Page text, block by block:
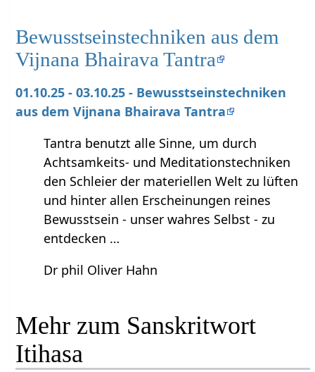
Bewusstseinstechniken aus dem
Vijnana Bhairava Tantra
01.10.25 - 03.10.25 - Bewusstseinstechniken
aus dem Vijnana Bhairava Tantra
Tantra benutzt alle Sinne, um durch
Achtsamkeits- und Meditationstechniken
den Schleier der materiellen Welt zu lüften
und hinter allen Erscheinungen reines
Bewusstsein - unser wahres Selbst - zu
entdecken …
Dr phil Oliver Hahn
Mehr zum Sanskritwort
Itihasa